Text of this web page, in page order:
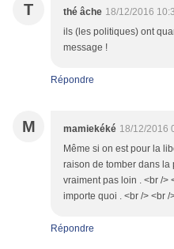
T thé âche 18/12/2016
ils (les politiques) ont
message !
Répondre
M mamiekéké 18/12/2016
Même si on est pour la
raison de tomber dans
vraiment pas loin . <br />
importe quoi . <br /> <br
Répondre